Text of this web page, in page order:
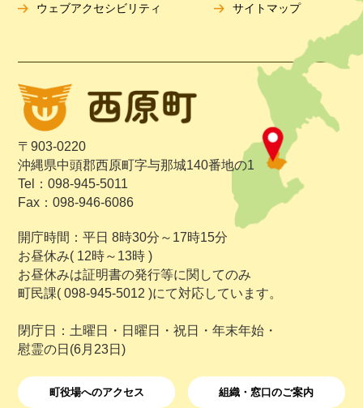
〒903-0220
沖縄県中頭郡西原町字与那城140番地の1
Tel：098-945-5011
Fax：098-946-6086
開庁時間：平日 8時30分～17時15分
お昼休み( 12時～13時 )
お昼休みは証明書の発行等に関してのみ
町民課( 098-945-5012 )にて対応しています。
閉庁日：土曜日・日曜日・祝日・年末年始・
慰霊の日(6月23日)
町役場へのアクセス 組織・窓口のご案内
ウェブアクセシビリティ サイトマップ